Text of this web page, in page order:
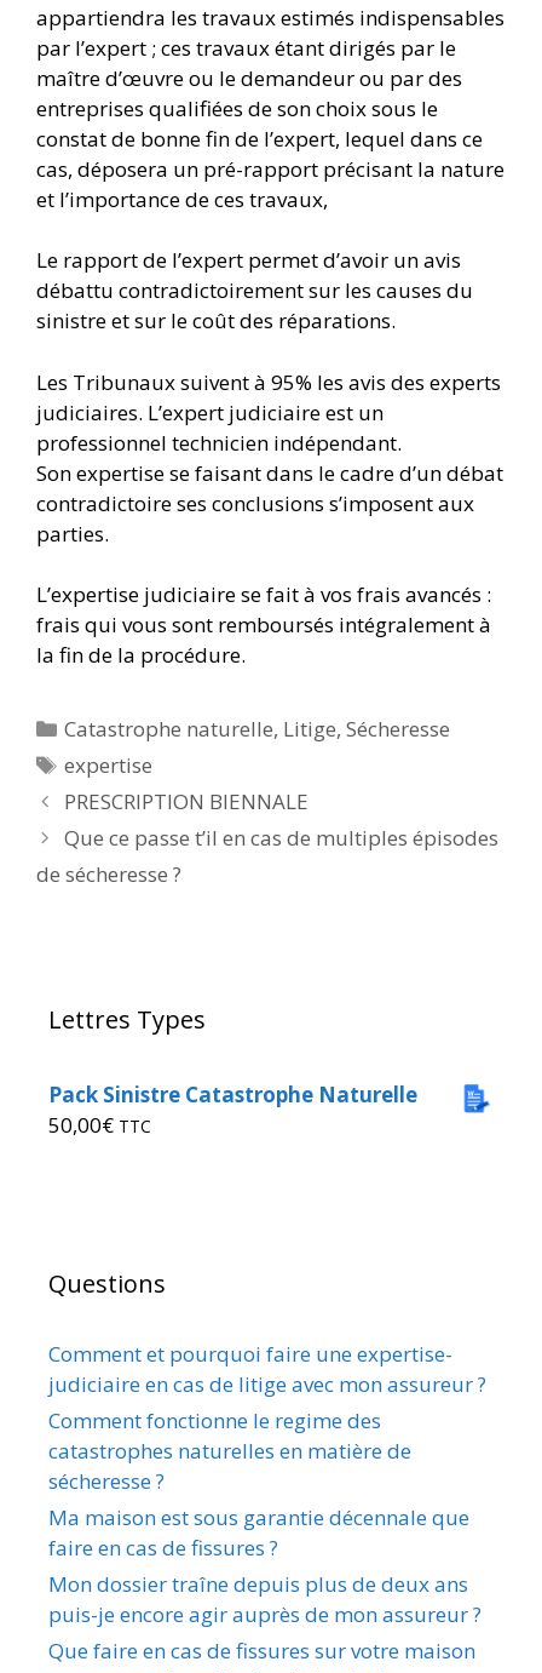
appartiendra les travaux estimés indispensables
par l’expert ; ces travaux étant dirigés par le
maître d’œuvre ou le demandeur ou par des
entreprises qualifiées de son choix sous le
constat de bonne fin de l’expert, lequel dans ce
cas, déposera un pré-rapport précisant la nature
et l’importance de ces travaux,
Le rapport de l’expert permet d’avoir un avis
débattu contradictoirement sur les causes du
sinistre et sur le coût des réparations.
Les Tribunaux suivent à 95% les avis des experts
judiciaires. L’expert judiciaire est un
professionnel technicien indépendant.
Son expertise se faisant dans le cadre d’un débat
contradictoire ses conclusions s’imposent aux
parties.
L’expertise judiciaire se fait à vos frais avancés :
frais qui vous sont remboursés intégralement à
la fin de la procédure.
Catastrophe naturelle, Litige,Sécheresse
expertise
PRESCRIPTION BIENNALE
Que ce passe t’il en cas de multiples épisodes
de sécheresse ?
Lettres Types
Pack Sinistre Catastrophe Naturelle
50,00€ TTC
Questions
Comment et pourquoi faire une expertise-
judiciaire en cas de litige avec mon assureur ?
Comment fonctionne le regime des
catastrophes naturelles en matière de
sécheresse ?
Ma maison est sous garantie décennale que
faire en cas de fissures ?
Mon dossier traîne depuis plus de deux ans
puis-je encore agir auprès de mon assureur ?
Que faire en cas de fissures sur votre maison